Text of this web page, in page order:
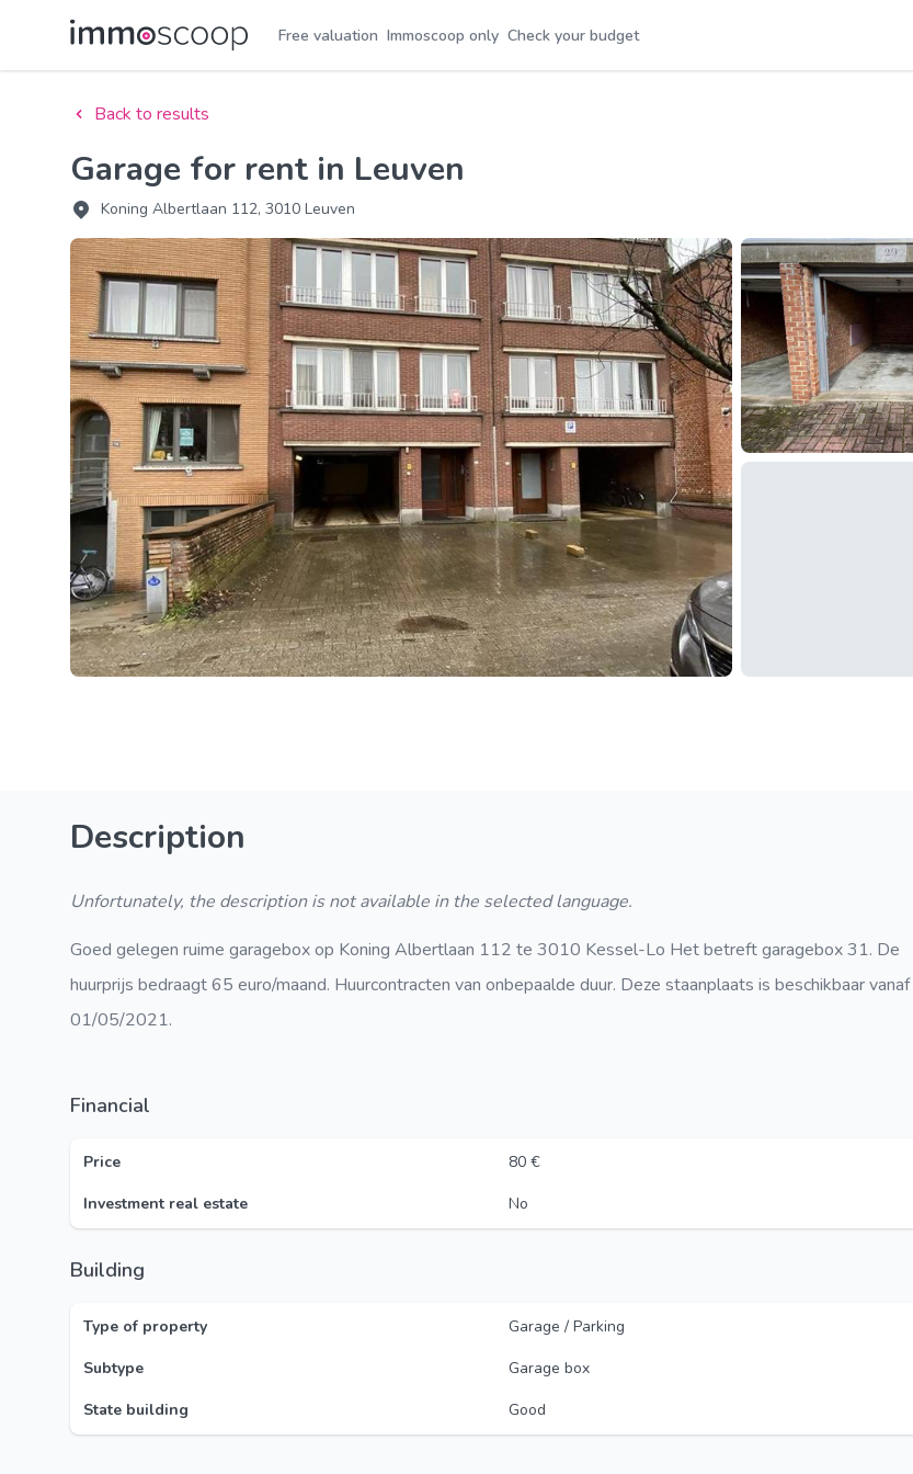
Free valuation Immoscoop only Check your budget
Back to results
Garage for rent in Leuven
Koning Albertlaan 112, 3010 Leuven
Description
Unfortunately, the description is not available in the selected language.
Goed gelegen ruime garagebox op Koning Albertlaan 112 te 3010 Kessel-Lo Het betreft garagebox 31. De
huurprijs bedraagt 65 euro/maand. Huurcontracten van onbepaalde duur. Deze staanplaats is beschikbaar vanaf
01/05/2021.
Financial
Price
80 €
Investment real estate
No
Building
Type of property
Garage / Parking
Subtype
Garage box
State building
Good